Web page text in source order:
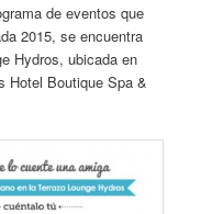
de eventos que
2015, se encuentra
Hydros, ubicada en
Hotel Boutique Spa &